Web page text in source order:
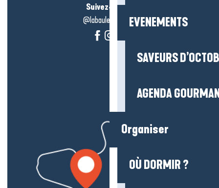
EVENEMENTS
SAVEURS
AGENDA
Organiser
OÙ DORMIR ?
Suivez-nous !
@labauleguérande